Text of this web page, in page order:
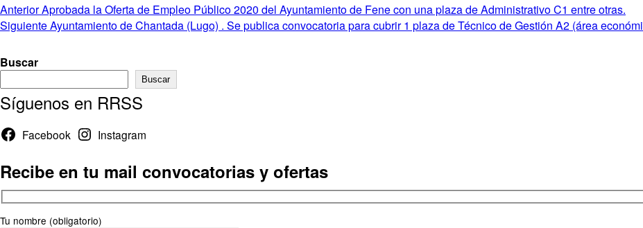
Navegación
de
entradas
AnteriorEntrada
anterior:
Aprobada la Oferta de Empleo Público 2020 del Ayuntamiento de Fene con una plaza de Administrativo C1 entre otras.
SiguienteEntrada
Ayuntamiento de Chantada (Lugo) . Se publica convocatoria para cubrir 1 plaza de Técnico de Gestión A2 (área
Buscar
Buscar
Síguenos en RRSS
Facebook Instagram
Recibe en tu mail convocatorias y ofertas
Tu nombre (obligatorio)